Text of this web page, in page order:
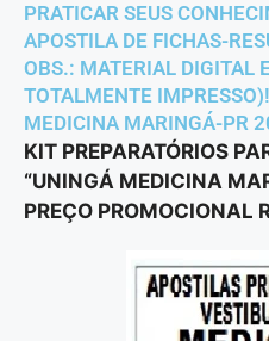
PRATICAR SEUS
APOSTILA DE FICHAS-
OBS.: MATERIAL DIGITAL
TOTALMENTE
MEDICINA MARINGÁ-PR
KIT PREPARATÓRIOS
“UNINGÁ MEDICINA
PREÇO PROMOCIONAL